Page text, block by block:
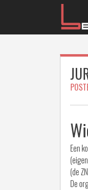
Een
(de
De